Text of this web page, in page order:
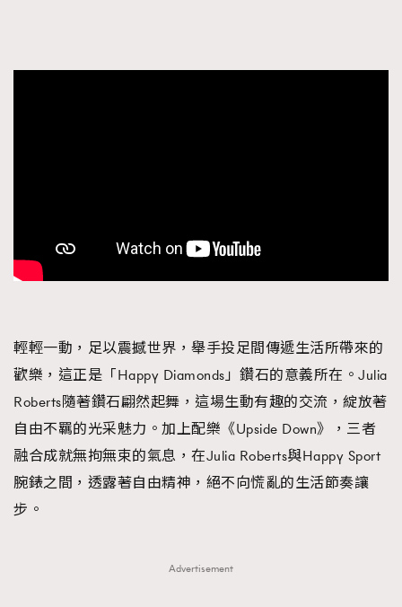
輕輕一動，足以震撼世界，舉手投足間傳遞生活所帶來的
歡樂，這正是「Happy Diamonds」鑽石的意義所在。Julia
Roberts隨著鑽石翩然起舞，這場生動有趣的交流，綻放著
自由不羈的光采魅力。加上配樂《Upside Down》，三者
融合成就無拘無束的氣息，在Julia Roberts與Happy Sport
腕錶之間，透露著自由精神，絕不向慌亂的生活節奏讓
步。
Advertisement